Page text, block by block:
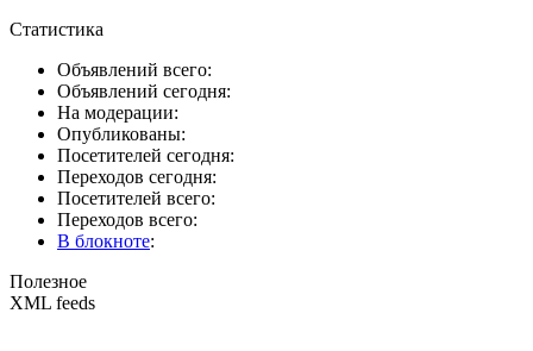
Статистика
Объявлений всего:
Объявлений сегодня:
На модерации:
Опубликованы:
Посетителей сегодня:
Переходов сегодня:
Посетителей всего:
Переходов всего:
В блокноте:
Полезное
XML feeds